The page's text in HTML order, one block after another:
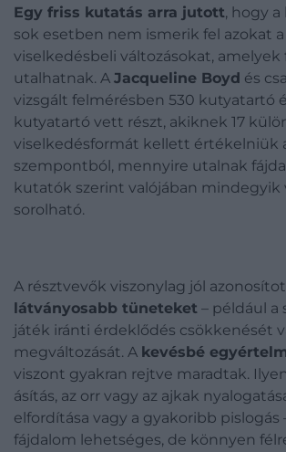
Egy friss kutatás arra jutott, hogy
sok esetben nem ismerik fel azokat
viselkedésbeli változásokat, amelyek
utalhatnak. A Jacqueline Boyd és
vizsgált felmérésben 530 kutyatartó
kutyatartó vett részt, akiknek 17
viselkedésformát kellett értékelniük
szempontból, mennyire utalnak
kutatók szerint valójában mindegyik
sorolható.
A résztvevők viszonylag jól
látványosabb tüneteket – például a
játék iránti érdeklődés csökkenését
megváltozását. A kevésbé
viszont gyakran rejtve maradtak.
ásítás, az orr vagy az ajkak
elfordítása vagy a gyakoribb pislogás
fájdalom lehetséges, de könnyen